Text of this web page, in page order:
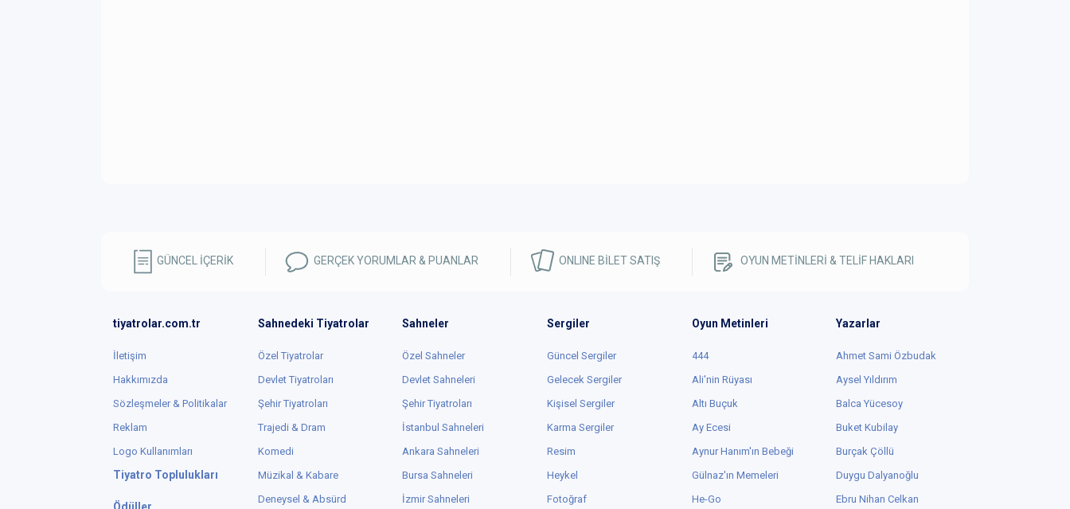
GÜNCEL İÇERİK GERÇEK YORUMLAR & PUANLAR ONLINE BİLET SATIŞ OYUN METİNLERİ & TELİF HAKLARI
tiyatrolar.com.tr
İletişim
Hakkımızda
Sözleşmeler & Politikalar
Reklam
Logo Kullanımları
Tiyatro Toplulukları
Sahnedeki Tiyatrolar
Özel Tiyatrolar
Devlet Tiyatroları
Şehir Tiyatroları
Trajedi & Dram
Komedi
Müzikal & Kabare
Deneysel & Absürd
Sahneler
Özel Sahneler
Devlet Sahneleri
Şehir Tiyatroları
İstanbul Sahneleri
Ankara Sahneleri
Bursa Sahneleri
İzmir Sahneleri
Sergiler
Güncel Sergiler
Gelecek Sergiler
Kişisel Sergiler
Karma Sergiler
Resim
Heykel
Fotoğraf
Oyun Metinleri
444
Ali'nin Rüyası
Altı Buçuk
Ay Ecesi
Aynur Hanım'ın Bebeği
Gülnaz'ın Memeleri
He-Go
Yazarlar
Ahmet Sami Özbudak
Aysel Yıldırım
Balca Yücesoy
Buket Kubilay
Burçak Çöllü
Duygu Dalyanoğlu
Ebru Nihan Celkan